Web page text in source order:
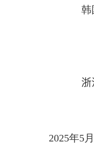
韩
浙
2025年5月